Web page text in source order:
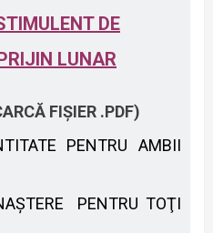
DE
LUNAR
FIȘIER .PDF)
PENTRU AMBII
PENTRU TOŢI